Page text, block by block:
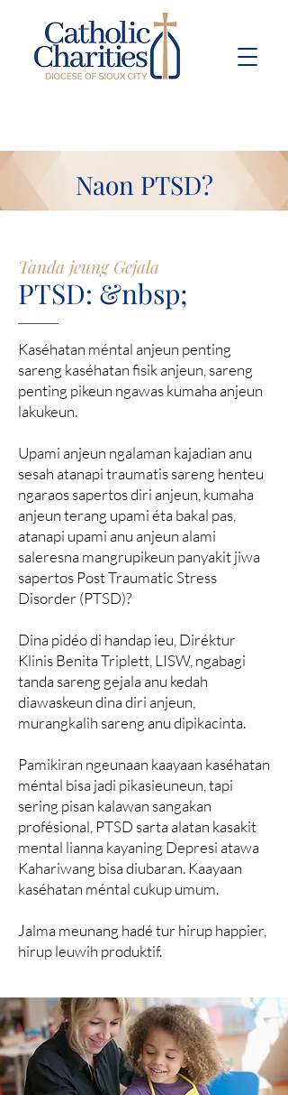
Naon PTSD?
Tanda jeung Gejala
PTSD: &nbsp;
Kaséhatan méntal anjeun penting
sareng kaséhatan fisik anjeun, sareng
penting pikeun ngawas kumaha anjeun
lakukeun.
Upami anjeun ngalaman kajadian anu
sesah atanapi traumatis sareng henteu
ngaraos sapertos diri anjeun, kumaha
anjeun terang upami éta bakal pas,
atanapi upami anu anjeun alami
saleresna mangrupikeun panyakit jiwa
sapertos Post Traumatic Stress
Disorder (PTSD)?
Dina pidéo di handap ieu, Diréktur
Klinis Benita Triplett, LISW, ngabagi
tanda sareng gejala anu kedah
diawaskeun dina diri anjeun,
murangkalih sareng anu dipikacinta.
Pamikiran ngeunaan kaayaan kaséhatan
méntal bisa jadi pikasieuneun, tapi
sering pisan kalawan sangakan
profésional, PTSD sarta alatan kasakit
mental lianna kayaning Depresi atawa
Kahariwang bisa diubaran. Kaayaan
kaséhatan méntal cukup umum.
Jalma meunang hadé tur hirup happier,
hirup leuwih produktif.